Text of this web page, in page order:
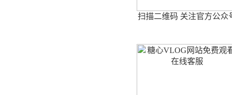
扫描二维码 关注官方公众